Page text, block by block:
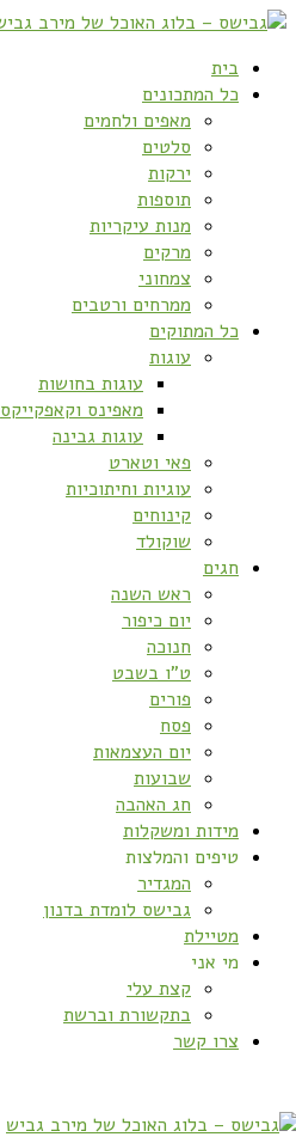
בית
כל המתכונים
מאפים ולחמים
סלטים
ירקות
תוספות
מנות עיקריות
מרקים
צמחוני
ממרחים ורטבים
כל המתוקים
עוגות
עוגות בחושות
מאפינס וקאפקייקס
עוגות גבינה
פאי וטארט
עוגיות וחיתוכיות
קינוחים
שוקולד
חגים
ראש השנה
יום כיפור
חנוכה
ט”ו בשבט
פורים
פסח
יום העצמאות
שבועות
חג האהבה
מידות ומשקלות
טיפים והמלצות
המגדיר
גבישס לומדת בדנון
מטיילת
מי אני
קצת עלי
בתקשורת וברשת
צרו קשר